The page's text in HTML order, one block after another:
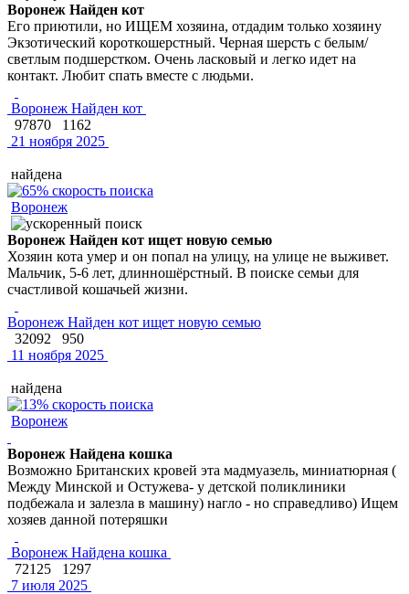
Воронеж Найден кот
Его приютили, но ИЩЕМ хозяина, отдадим только хозяину
Экзотический короткошерстный. Черная шерсть с белым/
светлым подшерстком. Очень ласковый и легко идет на
контакт. Любит спать вместе с людьми.
Воронеж Найден кот
97870
1162
21 ноября 2025
найдена
Воронеж
Воронеж Найден кот ищет новую семью
Хозяин кота умер и он попал на улицу, на улице не выживет.
Мальчик, 5-6 лет, длинношёрстный. В поиске семьи для
счастливой кошачьей жизни.
Воронеж Найден кот ищет новую семью
32092
950
11 ноября 2025
найдена
Воронеж
Воронеж Найдена кошка
Возможно Британских кровей эта мадмуазель, миниатюрная (
Между Минской и Остужева- у детской поликлиники
подбежала и залезла в машину) нагло - но справедливо) Ищем
хозяев данной потеряшки
Воронеж Найдена кошка
72125
1297
7 июля 2025